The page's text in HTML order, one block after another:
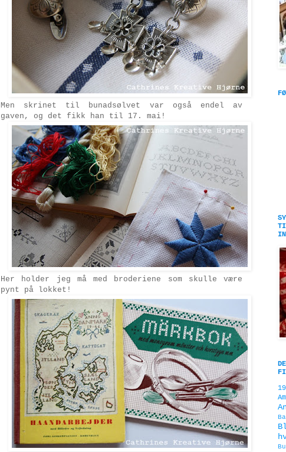
Men skrinet til bunadsølvet var også endel av
gaven, og det fikk han til 17. mai!
Her holder jeg må med broderiene som skulle være
pynt på lokket!